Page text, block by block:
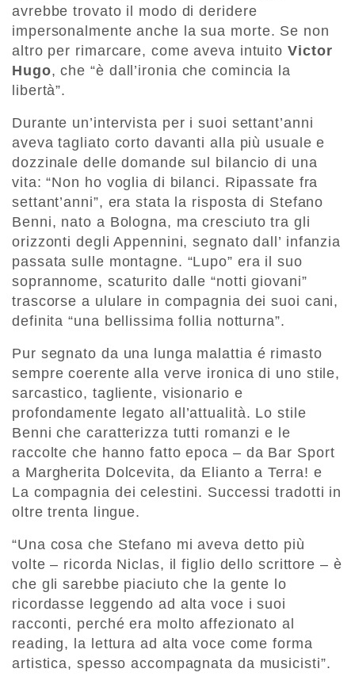
avrebbe trovato il modo di deridere
impersonalmente anche la sua morte. Se non
altro per rimarcare, come aveva intuito Victor
Hugo, che “è dall’ironia che comincia la
libertà”.
Durante un’intervista per i suoi settant’anni
aveva tagliato corto davanti alla più usuale e
dozzinale delle domande sul bilancio di una
vita: “Non ho voglia di bilanci. Ripassate fra
settant’anni”, era stata la risposta di Stefano
Benni, nato a Bologna, ma cresciuto tra gli
orizzonti degli Appennini, segnato dall’ infanzia
passata sulle montagne. “Lupo” era il suo
soprannome, scaturito dalle “notti giovani”
trascorse a ululare in compagnia dei suoi cani,
definita “una bellissima follia notturna”.
Pur segnato da una lunga malattia é rimasto
sempre coerente alla verve ironica di uno stile,
sarcastico, tagliente, visionario e
profondamente legato all’attualità. Lo stile
Benni che caratterizza tutti romanzi e le
raccolte che hanno fatto epoca – da Bar Sport
a Margherita Dolcevita, da Elianto a Terra! e
La compagnia dei celestini. Successi tradotti in
oltre trenta lingue.
“Una cosa che Stefano mi aveva detto più
volte – ricorda Niclas, il figlio dello scrittore – è
che gli sarebbe piaciuto che la gente lo
ricordasse leggendo ad alta voce i suoi
racconti, perché era molto affezionato al
reading, la lettura ad alta voce come forma
artistica, spesso accompagnata da musicisti”.